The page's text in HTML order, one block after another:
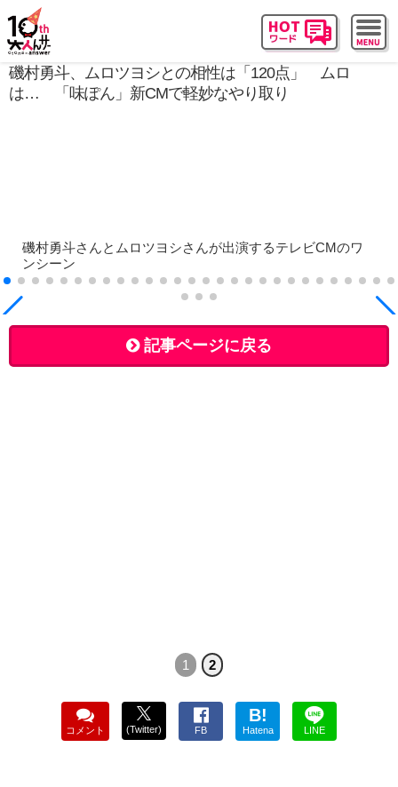
磯村勇斗、ムロツヨシとの相性は「120点」 ムロ
は… 「味ぽん」新CMで軽妙なやり取り
磯村勇斗さんとムロツヨシさんが出演するテレビCMのワ
ンシーン
記事ページに戻る
1 2
コメント (Twitter) FB
B!
Hatena LINE